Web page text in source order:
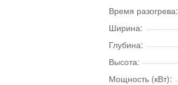
Время разогрева:
Ширина:
Глубина:
Высота:
Мощность (кВт):